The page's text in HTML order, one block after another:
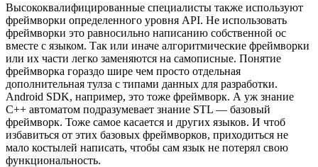
Высококвалифицированные специалисты также используют
фреймворки определенного уровня API. Не использовать
фреймворки это равносильно написанию собственной ос
вместе с языком. Так или иначе алгоритмические фреймворки
или их части легко заменяются на самописные. Понятие
фреймворка гораздо шире чем просто отдельная
дополнительная тулза с типами данных для разработки.
Android SDK, например, это тоже фреймворк. А уж знание
С++ автоматом подразумевает знание STL — базовый
фреймворк. Тоже самое касается и других языков. И чтоб
избавиться от этих базовых фреймворков, приходиться не
мало костылей написать, чтобы сам язык не потерял свою
функциональность.